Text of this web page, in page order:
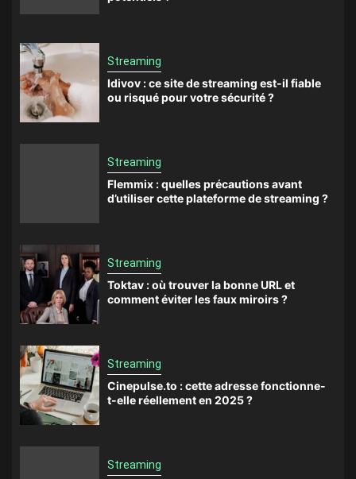
Streaming
Idivov : ce site de streaming est-il fiable
ou risqué pour votre sécurité ?
Streaming
Flemmix : quelles précautions avant
d’utiliser cette plateforme de streaming ?
Streaming
Toktav : où trouver la bonne URL et
comment éviter les faux miroirs ?
Streaming
Cinepulse.to : cette adresse fonctionne-
t-elle réellement en 2025 ?
Streaming